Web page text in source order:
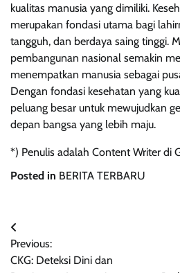
kualitas manusia yang dimiliki.
merupakan fondasi utama bagi
tangguh, dan berdaya saing tinggi.
pembangunan nasional semakin
menempatkan manusia sebagai
Dengan fondasi kesehatan yang
peluang besar untuk mewujudkan
depan bangsa yang lebih maju.
*) Penulis adalah Content Writer di
Posted in BERITA TERBARU
Navigasi
pos
Previous:
CKG: Deteksi Dini dan